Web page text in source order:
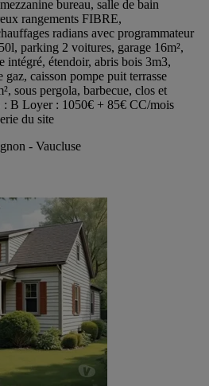
bureau, salle de bain
rangements FIBRE,
radians avec programmateur
parking 2 voitures, garage 16m²,
intégré, étendoir, abris bois 3m3,
gaz, caisson pompe puit terrasse
sous pergola, barbecue, clos et
B Loyer : 1050€ + 85€ CC/mois
du site
- Vaucluse